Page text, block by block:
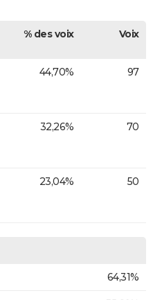
% des voix Voix
44,70% 97
32,26% 70
23,04% 50
64,31%